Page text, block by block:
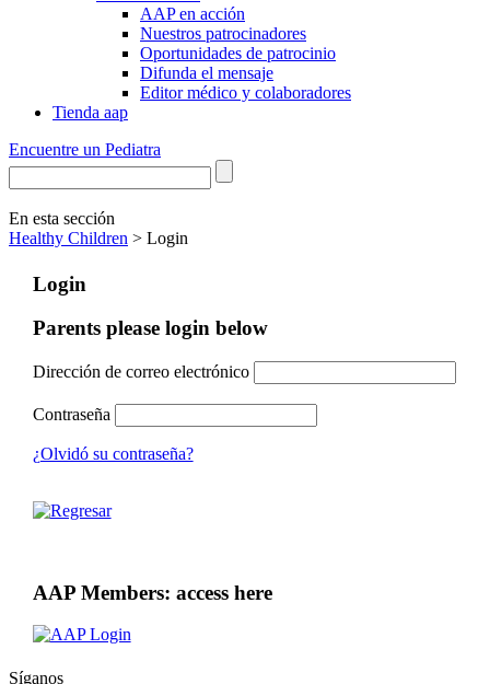
AAP en acción
Nuestros patrocinadores
Oportunidades de patrocinio
Difunda el mensaje
Editor médico y colaboradores
Tienda aap
Encuentre un Pediatra
En esta sección
Healthy Children > Login
Login
Parents please login below
Dirección de correo electrónico
Contraseña
¿Olvidó su contraseña?
AAP Members: access here
Síganos